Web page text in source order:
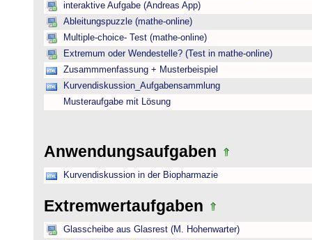
interaktive Aufgabe (Andreas App)
Ableitungspuzzle (mathe-online)
Multiple-choice- Test (mathe-online)
Extremum oder Wendestelle? (Test in mathe-online)
Zusammmenfassung + Musterbeispiel
Kurvendiskussion_Aufgabensammlung
Musteraufgabe mit Lösung
Anwendungsaufgaben
Kurvendiskussion in der Biopharmazie
Extremwertaufgaben
Glasscheibe aus Glasrest (M. Hohenwarter)